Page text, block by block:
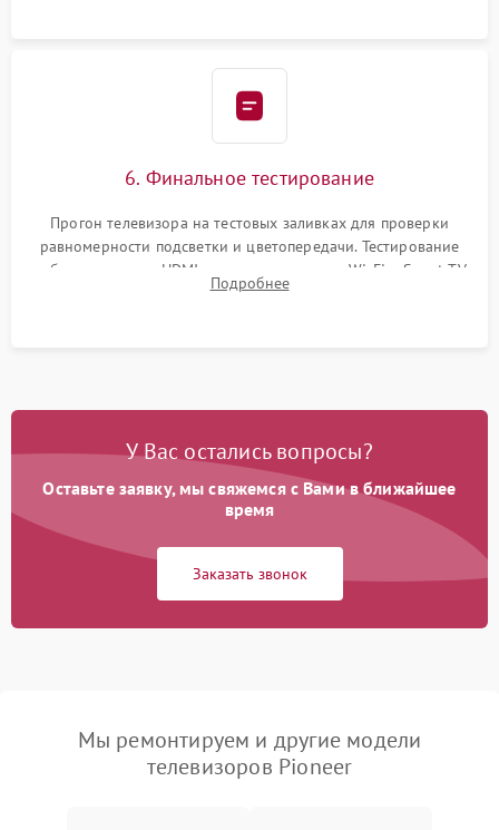
6. Финальное тестирование
Прогон телевизора на тестовых заливках для проверки
равномерности подсветки и цветопередачи. Тестирование
работы разъемов HDMI, динамиков, модуля Wi-Fi и Smart TV
в рабочем режиме в течение нескольких часов.
Подробнее
У Вас остались вопросы?
Оставьте заявку, мы свяжемся с Вами в ближайшее
время
Заказать звонок
Мы ремонтируем и другие модели
телевизоров Pioneer